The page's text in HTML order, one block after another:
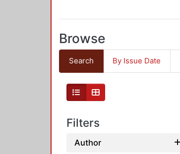
Browse
Search By Issue Date
Filters
Author